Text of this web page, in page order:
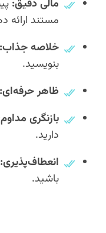
مالی دقیق:
مستند ارائه
خلاصه جذاب:
بنویسید.
ظاهر حرفه‌ای:
بازنگری
دارید.
انعطاف‌پذیری:
باشید.